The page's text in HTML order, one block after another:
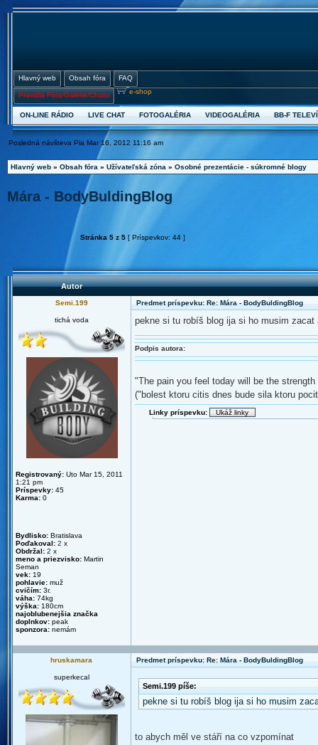
Hlavný web Obsah fóra FAQ
Pravidlá Fóra/Galérie/Chatu e-shop
ON-LINE RÁDIO LIVE CHAT FOTOGALÉRIA VIDEOGALÉRIA BB-F
Posledná návšteva Pia Mar 16, 2012 11:16 am
Hlavný web » Obsah fóra » Užívateľská zóna » Osobné prezentácie - súkromné blogy
Mára - BodyBuldingBlog
Stránka 5 z 5 [ Príspevkov: 44 ]
Autor
Semi.199 Predmet príspevku: Re: Mára - BodyBuldingBlog
tichá voda
Registrovaný: Uto Mar 15, 2011
1:21 pm
Príspevky: 45
Karma: 0
Bydlisko: Bratislava
Poďakoval: 2 x
Obdržal: 2 x
meno a priezvisko: Martin
Seman
vek: 19
pohlavie: muž
cvičím: 3r.
váha: 74kg
výška: 180cm
najoblubenejšia značka
doplnkov: peak
sponzora: nemám
pekne si tu robíš blog ija si ho musim
Podpis autora:
"The pain you feel today will be the
("bolest ktoru citis dnes bude sila ktoru
Linky príspevku:
hruskamara Predmet príspevku: Re: Mára - BodyBuldingBlog
superkecal
Semi.199 píše:
pekne si tu robíš blog ija si ho musim
to abych měl ve stáří na co vzpomínat